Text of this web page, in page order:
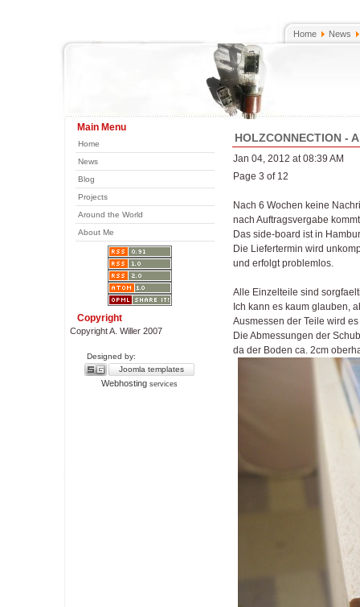
Home News
Main Menu
Home
News
Blog
Projects
Around the World
About Me
Copyright
Copyright A. Willer 2007
Designed by:
Joomla templates
Webhosting services
HOLZCONNECTION -
Jan 04, 2012 at 08:39 AM
Page 3 of 12
Nach 6 Wochen keine
nach Auftragsvergabe
Das side-board ist in
Die Liefertermin wird
und erfolgt problemlos.
Alle Einzelteile sind
Ich kann es kaum glauben,
Ausmessen der Teile wird
Die Abmessungen der
da der Boden ca. 2cm